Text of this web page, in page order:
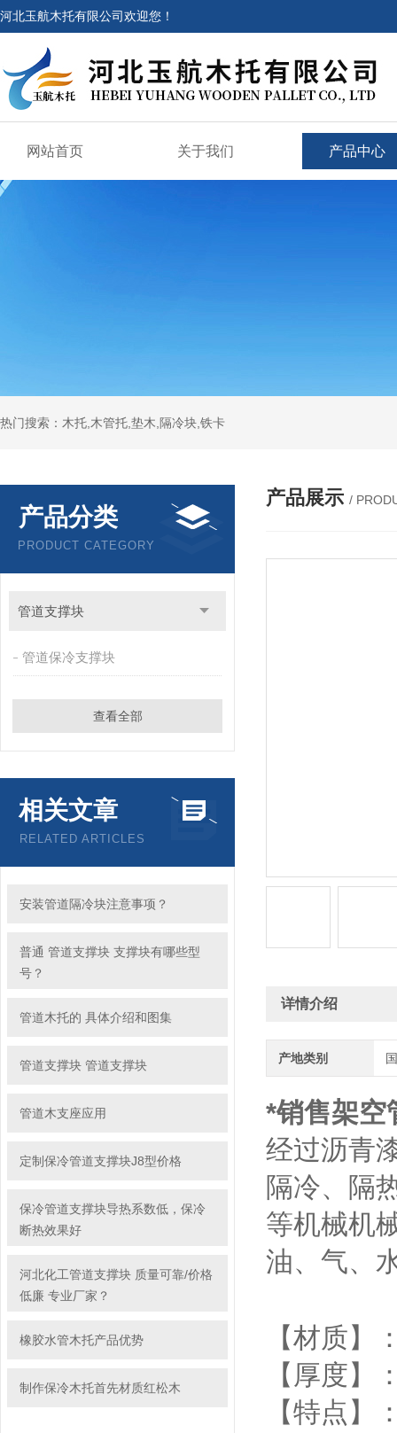
河北玉航木托有限公司欢迎您！
网站首页 关于我们 产品中心
热门搜索：木托,木管托,垫木,隔冷块,铁卡
产品分类
PRODUCT CATEGORY
管道支撑块
管道保冷支撑块
查看全部
相关文章
RELATED ARTICLES
安装管道隔冷块注意事项？
普通 管道支撑块 支撑块有哪些型
号？
管道木托的 具体介绍和图集
管道支撑块 管道支撑块
管道木支座应用
定制保冷管道支撑块J8型价格
保冷管道支撑块导热系数低，保冷
断热效果好
河北化工管道支撑块 质量可靠/价格
低廉 专业厂家？
橡胶水管木托产品优势
制作保冷木托首先材质红松木
产品展示 /
详情介绍
产地类别
*销售架空
经过沥青
隔冷、隔
等机械机
油、气、
【材质】
【厚度】
【特点】